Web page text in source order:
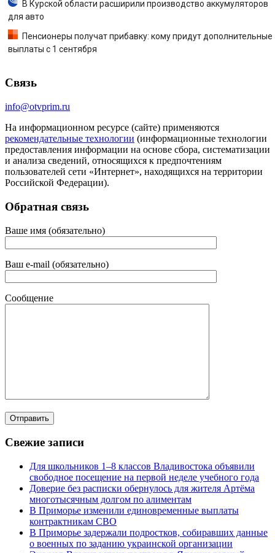
В Курской области расширили производство аккумуляторов
для авто
Пенсионеры получат прибавку: кому придут дополнительные
выплаты с 1 сентября
Связь
info@otvprim.ru
На информационном ресурсе (сайте) применяются
рекомендательные технологии (информационные технологии
предоставления информации на основе сбора, систематизации
и анализа сведений, относящихся к предпочтениям
пользователей сети «Интернет», находящихся на территории
Российской Федерации).
Обратная связь
Ваше имя (обязательно)
Ваш e-mail (обязательно)
Сообщение
Свежие записи
Для школьников 1–8 классов Владивостока объявили
свободное посещение на первой неделе учебного года
Доверие без расписки обернулось для жителя Артёма
многотысячным долгом по алиментам
В Приморье изменили единовременные выплаты
контрактникам СВО
В Приморье задержали подростков, собиравших данные
о военных по заданию украинской организации